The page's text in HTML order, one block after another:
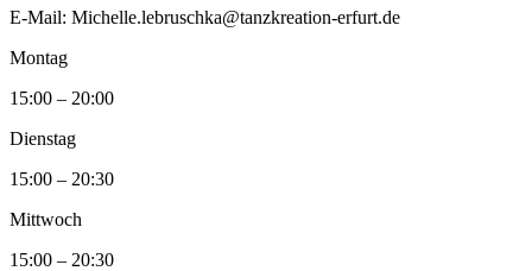
E-Mail: Michelle.lebruschka@tanzkreation-erfurt.de
Montag
15:00 – 20:00
Dienstag
15:00 – 20:30
Mittwoch
15:00 – 20:30